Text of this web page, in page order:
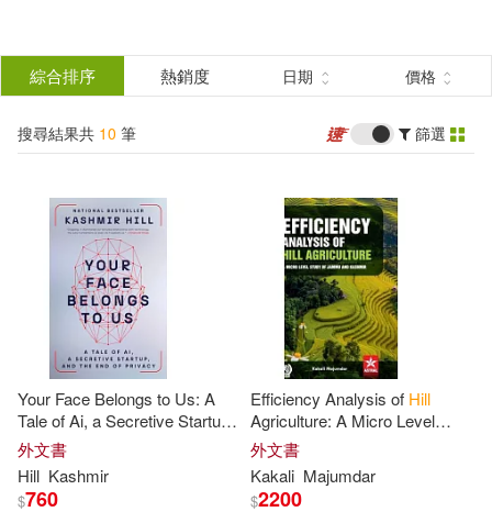
結
分類 (單選)
所有商品(10) 圖書(6)
影音(3) 電子書(1)
作者 (可複選)
Kashmir(4) Hill(3)
卡希米爾・希爾(2)
綜合排序 熱銷度 日期 價格
搜尋結果共 10 筆 篩選
Your Face Belongs to Us: A
Tale of Ai, a Secretive Startup,
and the End of Privacy
外文書
Hill Kashmir
$760
Efficiency Analysis of Hill
Agriculture: A Micro Level
Study of Jammu and
外文書
Kakali Majumdar
$2200